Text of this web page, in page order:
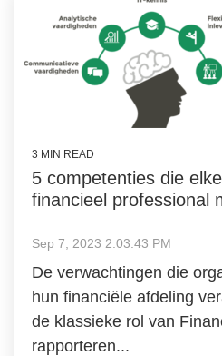
3 MIN READ
5 competenties die
financieel professional
Sep 7, 2023 2:03:43 PM
De verwachtingen die
hun financiële afdeling
de klassieke rol van
rapporteren...